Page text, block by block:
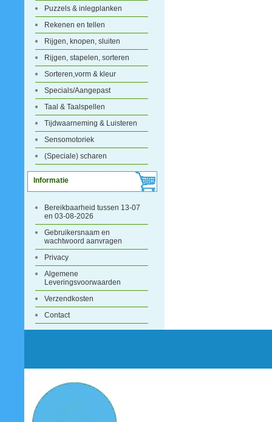
Puzzels & inlegplanken
Rekenen en tellen
Rijgen, knopen, sluiten
Rijgen, stapelen, sorteren
Sorteren,vorm & kleur
Specials/Aangepast
Taal & Taalspellen
Tijdwaarneming & Luisteren
Sensomotoriek
(Speciale) scharen
Informatie
Bereikbaarheid tussen 13-07
en 03-08-2026
Gebruikersnaam en
wachtwoord aanvragen
Privacy
Algemene
Leveringsvoorwaarden
Verzendkosten
Contact